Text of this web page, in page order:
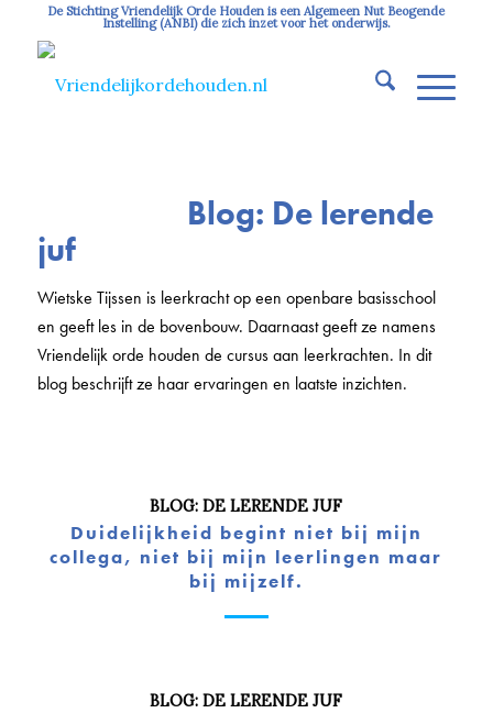
De Stichting Vriendelijk Orde Houden is een Algemeen Nut Beogende
Instelling (ANBI) die zich inzet voor het onderwijs.
Blog: De lerende
juf
Wietske Tijssen is leerkracht op een openbare basisschool
en geeft les in de bovenbouw. Daarnaast geeft ze namens
Vriendelijk orde houden de cursus aan leerkrachten. In dit
blog beschrijft ze haar ervaringen en laatste inzichten.
BLOG: DE LERENDE JUF
Duidelijkheid begint niet bij mijn
collega, niet bij mijn leerlingen maar
bij mijzelf.
BLOG: DE LERENDE JUF